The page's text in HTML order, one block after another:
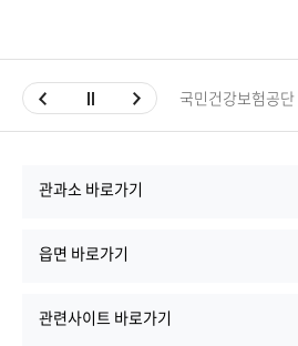
국민건강보험공단
관과소 바로가기
읍면 바로가기
관련사이트 바로가기